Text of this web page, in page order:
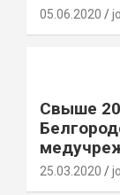
05.06.2020
Свыше
25.03.2020